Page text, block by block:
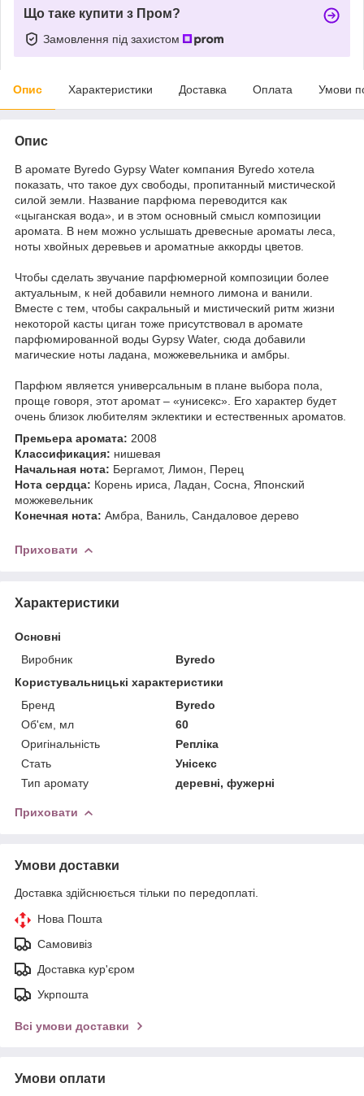
Що таке купити з Пром?
Замовлення під захистом
Опис Характеристики Доставка Оплата Умови
Опис
В аромате Byredo Gypsy Water компания Byredo хотела
показать, что такое дух свободы, пропитанный мистической
силой земли. Название парфюма переводится как
«цыганская вода», и в этом основный смысл композиции
аромата. В нем можно услышать древесные ароматы леса,
ноты хвойных деревьев и ароматные аккорды цветов.
Чтобы сделать звучание парфюмерной композиции более
актуальным, к ней добавили немного лимона и ванили.
Вместе с тем, чтобы сакральный и мистический ритм жизни
некоторой касты циган тоже присутствовал в аромате
парфюмированной воды Gypsy Water, сюда добавили
магические ноты ладана, можжевельника и амбры.
Парфюм является универсальным в плане выбора пола,
проще говоря, этот аромат – «унисекс». Его характер будет
очень близок любителям эклектики и естественных ароматов.
Премьера аромата: 2008
Классификация: нишевая
Начальная нота: Бергамот, Лимон, Перец
Нота сердца: Корень ириса, Ладан, Сосна, Японский
можжевельник
Конечная нота: Амбра, Ваниль, Сандаловое дерево
Приховати
Характеристики
Основні
Виробник
Byredo
Користувальницькі характеристики
Бренд
Byredo
Об'єм, мл
60
Оригінальність
Репліка
Стать
Унісекс
Тип аромату
деревні, фужерні
Приховати
Умови доставки
Доставка здійснюється тільки по передоплаті.
Нова Пошта
Самовивіз
Доставка кур'єром
Укрпошта
Всі умови доставки
Умови оплати